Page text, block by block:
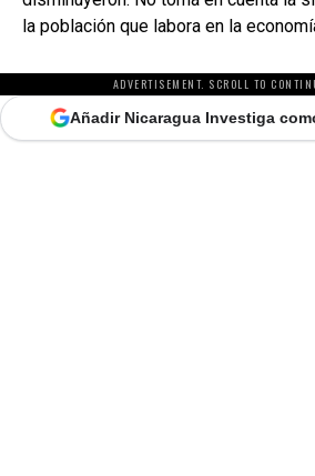
la población que labora en la
ADVERTISEMENT. SCROLL TO
Añadir Nicaragua Investiga